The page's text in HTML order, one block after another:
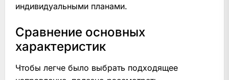
индивидуальными планами.
Сравнение основных
характеристик
Чтобы легче было выбрать подходящее